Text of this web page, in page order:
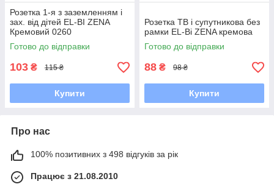
Розетка 1-я з заземленням і
зах. від дітей EL-BI ZENA
Кремовий 0260
Готово до відправки
103 ₴ 115 ₴
Купити
Розетка ТВ і супутникова без
рамки EL-Bi ZENA кремова
Готово до відправки
88 ₴ 98 ₴
Купити
Про нас
100% позитивних з 498 відгуків за рік
Працює з 21.08.2010